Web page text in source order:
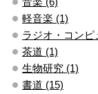
軽音楽 (1)
ラジオ・コンピ
茶道 (1)
生物研究 (1)
書道 (15)